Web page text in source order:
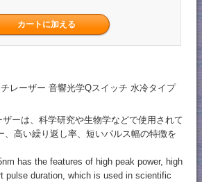
レーザー 音響光学Qスイッチ 水冷タイプ
ーは、科学研究や生物学などで使用されて
、高い繰り返し率、短いパルス幅の特徴を
has the features of high peak power, high
pulse duration, which is used in scientific